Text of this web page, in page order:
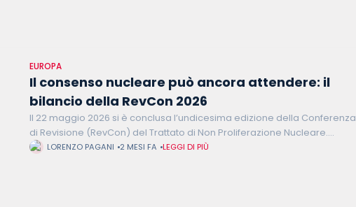
EUROPA
Il consenso nucleare può ancora attendere: il
bilancio della RevCon 2026
Il 22 maggio 2026 si è conclusa l’undicesima edizione della Conferenza
di Revisione (RevCon) del Trattato di Non Proliferazione Nucleare.
L'evento ha rappresentato un banco di prova cruciale per la
LORENZO PAGANI 2 MESI FA LEGGI DI PIÙ